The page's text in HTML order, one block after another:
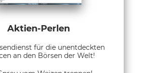
Aktien-Perlen
für die unentdeckten
an den Börsen der Welt!